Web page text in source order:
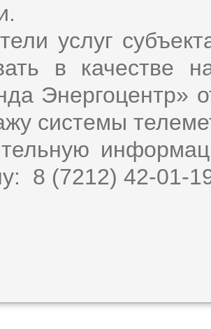
услуг
в качестве
Энергоцентр»
системы
8 (7212) 42-01-